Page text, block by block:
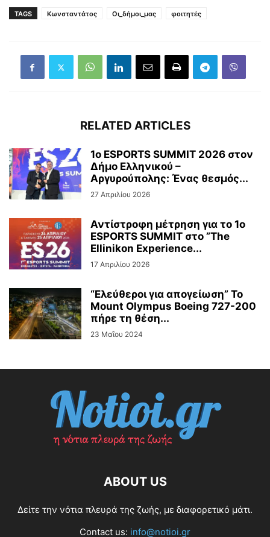
TAGS Κωνσταντάτος Οι_δήμοι_μας φοιτητές
RELATED ARTICLES
1ο ESPORTS SUMMIT 2026 στον
Δήμο Ελληνικού –
Αργυρούπολης: Ένας θεσμός...
27 Απριλίου 2026
Αντίστροφη μέτρηση για το 1ο
ESPORTS SUMMIT στο ”The
Ellinikon Experience...
17 Απριλίου 2026
“Ελεύθεροι για απογείωση” Το
Mount Olympus Boeing 727-200
πήρε τη θέση...
23 Μαΐου 2024
ABOUT US
Δείτε την νότια πλευρά της ζωής, με διαφορετικό μάτι.
Contact us: info@notioi.gr